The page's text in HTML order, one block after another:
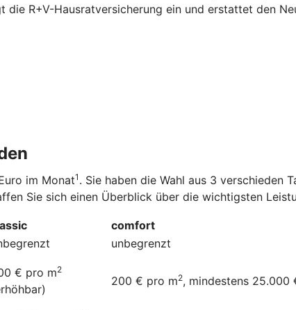
die R+V-Hausratversicherung ein und erstattet den
im Monat1 . Sie haben die Wahl aus 3 verschieden
Sie sich einen Überblick über die wichtigsten
comfort
unbegrenzt
€ pro m2
200 € pro m2, mindestens 25.000